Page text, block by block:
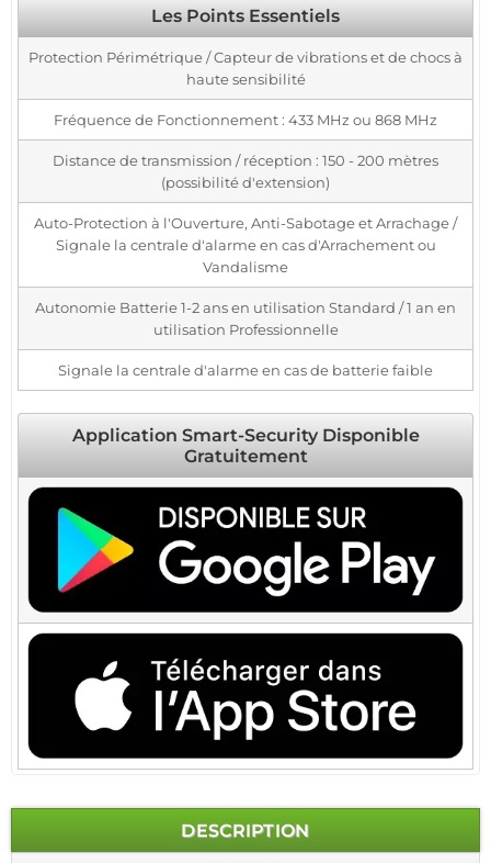
Les Points Essentiels
Protection Périmétrique / Capteur de vibrations et de chocs à
haute sensibilité
Fréquence de Fonctionnement : 433 MHz ou 868 MHz
Distance de transmission / réception : 150 - 200 mètres
(possibilité d'extension)
Auto-Protection à l'Ouverture, Anti-Sabotage et Arrachage /
Signale la centrale d'alarme en cas d'Arrachement ou
Vandalisme
Autonomie Batterie 1-2 ans en utilisation Standard / 1 an en
utilisation Professionnelle
Signale la centrale d'alarme en cas de batterie faible
Application Smart-Security Disponible
Gratuitement
DESCRIPTION